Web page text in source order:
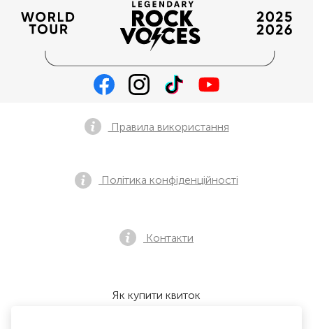
Правила використання
Політика конфіденційності
Контакти
Як купити квиток